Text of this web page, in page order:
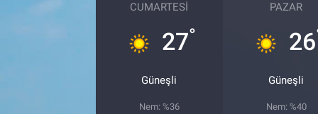
CUMARTESI
27°
Güneşli
Nem: %36
PAZAR
26
Güneşli
Nem: %40